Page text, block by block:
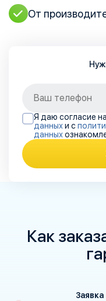
От
Я даю согласие на
данныхи с
данных
Как
Заявка